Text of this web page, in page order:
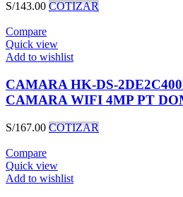
S/143.00 COTIZAR
Compare
Quick view
Add to wishlist
CAMARA HK-DS-
CAMARA WIFI 4MP PT
S/167.00 COTIZAR
Compare
Quick view
Add to wishlist